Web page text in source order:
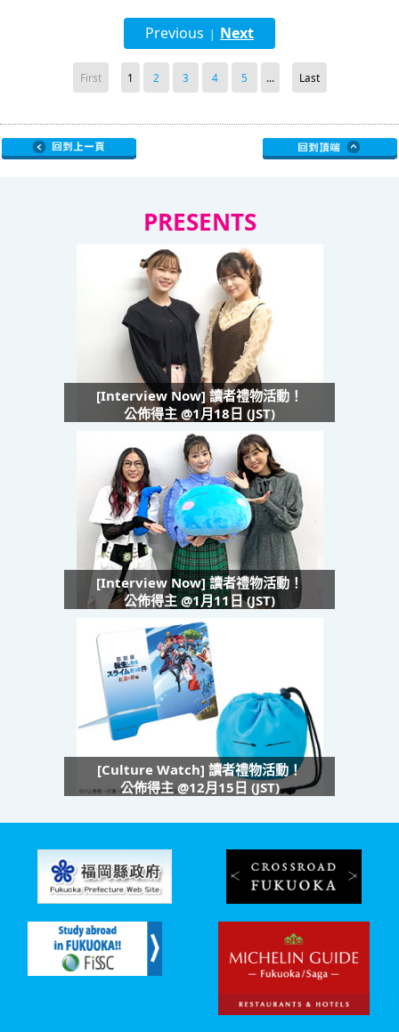
Previous | Next
First 1 2 3 4 5 ... Last
PRESENTS
[Interview Now] 讀者禮物活動！
公佈得主 @1月18日 (JST)
[Interview Now] 讀者禮物活動！
公佈得主 @1月11日 (JST)
[Culture Watch] 讀者禮物活動！
公佈得主 @12月15日 (JST)